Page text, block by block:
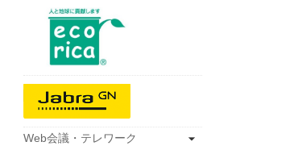
Web会議・テレワーク